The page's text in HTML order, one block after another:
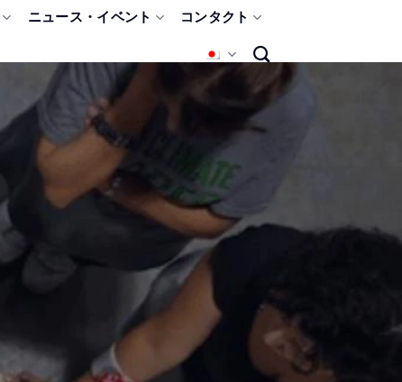
ニュース・イベント コンタクト